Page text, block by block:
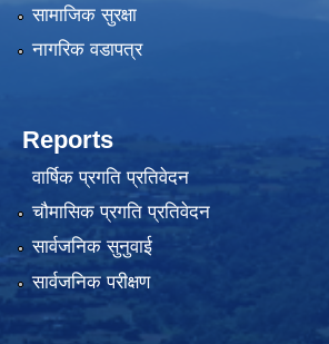
सामाजिक सुरक्षा
नागरिक वडापत्र
Reports
वार्षिक प्रगति प्रतिवेदन
चौमासिक प्रगति प्रतिवेदन
सार्वजनिक सुनुवाई
सार्वजनिक परीक्षण